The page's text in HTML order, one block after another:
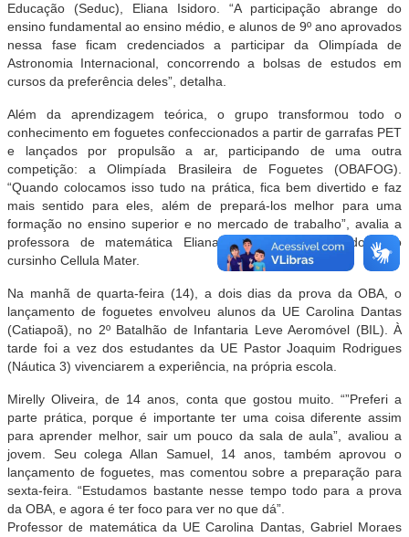
Educação (Seduc), Eliana Isidoro. “A participação abrange do
ensino fundamental ao ensino médio, e alunos de 9º ano aprovados
nessa fase ficam credenciados a participar da Olimpíada de
Astronomia Internacional, concorrendo a bolsas de estudos em
cursos da preferência deles”, detalha.
Além da aprendizagem teórica, o grupo transformou todo o
conhecimento em foguetes confeccionados a partir de garrafas PET
e lançados por propulsão a ar, participando de uma outra
competição: a Olimpíada Brasileira de Foguetes (OBAFOG).
“Quando colocamos isso tudo na prática, fica bem divertido e faz
mais sentido para eles, além de prepará-los melhor para uma
formação no ensino superior e no mercado de trabalho”, avalia a
professora de matemática Eliana Barbalho, coordenadora do
cursinho Cellula Mater.
Na manhã de quarta-feira (14), a dois dias da prova da OBA, o
lançamento de foguetes envolveu alunos da UE Carolina Dantas
(Catiapoã), no 2º Batalhão de Infantaria Leve Aeromóvel (BIL). À
tarde foi a vez dos estudantes da UE Pastor Joaquim Rodrigues
(Náutica 3) vivenciarem a experiência, na própria escola.
Mirelly Oliveira, de 14 anos, conta que gostou muito. “”Preferi a
parte prática, porque é importante ter uma coisa diferente assim
para aprender melhor, sair um pouco da sala de aula”, avaliou a
jovem. Seu colega Allan Samuel, 14 anos, também aprovou o
lançamento de foguetes, mas comentou sobre a preparação para
sexta-feira. “Estudamos bastante nesse tempo todo para a prova
da OBA, e agora é ter foco para ver no que dá”.
Professor de matemática da UE Carolina Dantas, Gabriel Moraes